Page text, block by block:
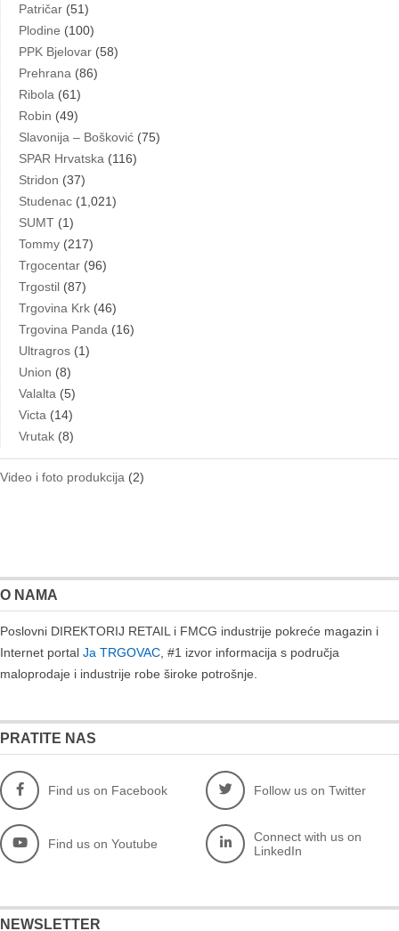
Patričar (51)
Plodine (100)
PPK Bjelovar (58)
Prehrana (86)
Ribola (61)
Robin (49)
Slavonija – Bošković (75)
SPAR Hrvatska (116)
Stridon (37)
Studenac (1,021)
SUMT (1)
Tommy (217)
Trgocentar (96)
Trgostil (87)
Trgovina Krk (46)
Trgovina Panda (16)
Ultragros (1)
Union (8)
Valalta (5)
Victa (14)
Vrutak (8)
Video i foto produkcija (2)
O NAMA
Poslovni DIREKTORIJ RETAIL i FMCG industrije pokreće magazin i
Internet portal Ja TRGOVAC , #1 izvor informacija s područja
maloprodaje i industrije robe široke potrošnje.
PRATITE NAS
Find us on Facebook Follow us on Twitter
Find us on Youtube
Connect with us on
LinkedIn
NEWSLETTER